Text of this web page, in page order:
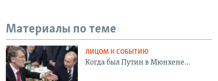
Материалы по теме
ЛИЦОМ К СОБЫТИЮ
Когда был Путин в Мюнхене...